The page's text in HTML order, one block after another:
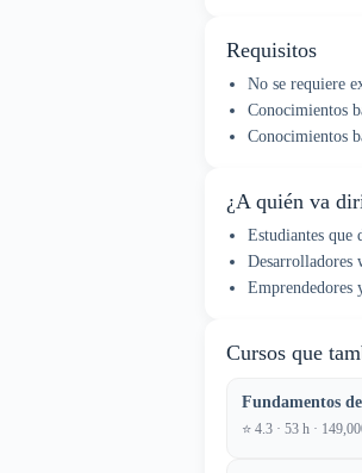
Requisitos
No se requiere
Conocimientos
Conocimientos
¿A quién va
Estudiantes que
Desarrolladores
Emprendedores
Cursos que
Fundamentos
⭐ 4.3 · 53 h ·